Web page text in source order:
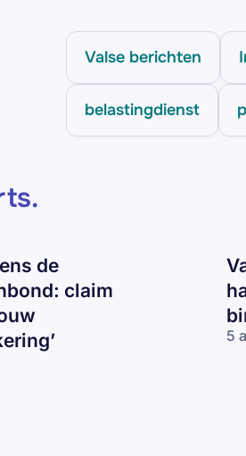
Valse berichten
belastingdienst
.
de
claim
5